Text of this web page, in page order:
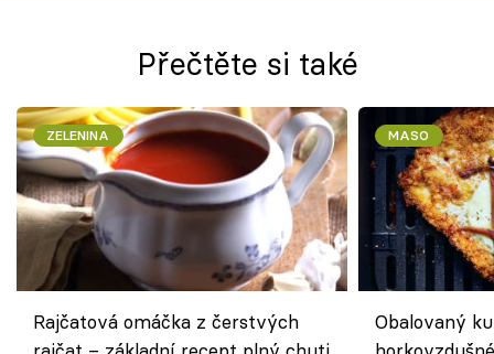
Přečtěte si také
ZELENINA
Rajčatová omáčka z čerstvých
MASO
Obalovaný